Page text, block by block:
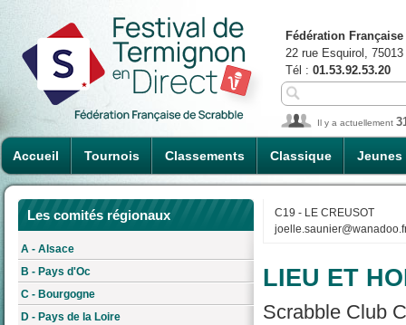
Accueil Tournois Classements Classique Jeunes
Fédération
22 rue Esquirol,
Tél : 01.53.92.53.20
Il y a actuellement
Les comités régionaux
A - Alsace
B - Pays d'Oc
C - Bourgogne
D - Pays de la Loire
C19 - LE CREUSOT
LIEU ET
Scrabble Club